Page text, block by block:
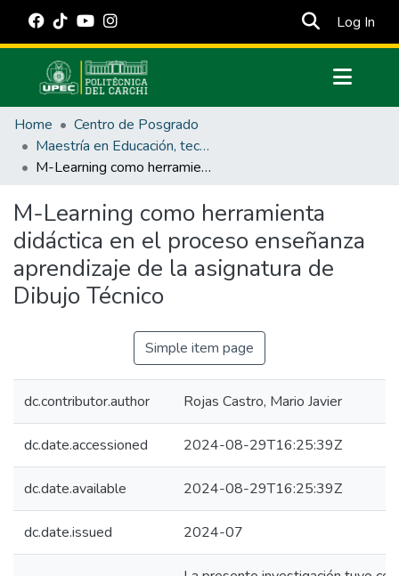
Log In
Communities & Collections
All of DSpace
Statistics
Estadísticas Externas
Manuales
Home
Centro de Posgrado
Maestría en Educación, tecnología e innovación.
M-Learning como herramienta didáctica en el proceso enseñanza aprendizaje de la asignatura de Dibujo Técnico
M-Learning como herramienta
didáctica en el proceso enseñanza
aprendizaje de la asignatura de
Dibujo Técnico
Simple item page
dc.contributor.author Rojas Castro, Mario Javier
dc.date.accessioned 2024-08-29T16:25:39Z
dc.date.available 2024-08-29T16:25:39Z
dc.date.issued 2024-07